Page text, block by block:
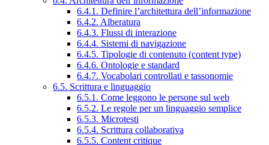
6.4.1. Definire l’architettura dell’informazione
6.4.2. Alberatura
6.4.3. Flussi di interazione
6.4.4. Sistemi di navigazione
6.4.5. Tipologie di contenuto (content type)
6.4.6. Ontologie e standard
6.4.7. Vocabolari controllati e tassonomie
6.5. Scrittura e linguaggio
6.5.1. Come leggono le persone sul web
6.5.2. Le regole per un linguaggio semplice
6.5.3. Microtesti
6.5.4. Scrittura collaborativa
6.5.5. Content critique